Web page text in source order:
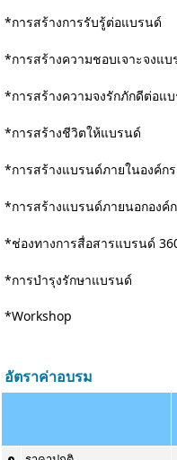
*การสร้างการรับรู้ต่อแบรนด์
*การสร้างความชอบเจาะจงแบ
*การสร้างความจงรักภักดีต่อแ
*การสร้างชีวิตให้แบรนด์
*การสร้างแบรนด์ภายในองค์กร
*การสร้างแบรนด์ภายนอกองค์
*ช่องทางการสื่อสารแบรนด์
*การบำรุงรักษาแบรนด์
*Workshop
อัตราค่าอบรม